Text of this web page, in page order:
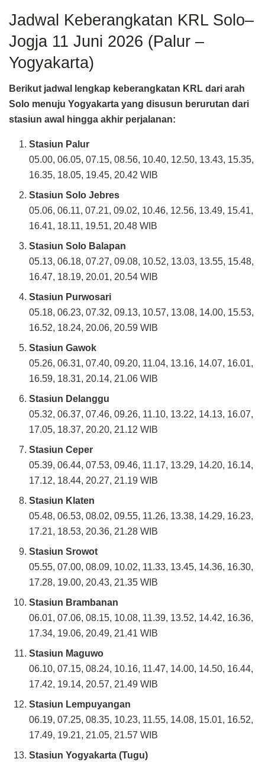
Jadwal Keberangkatan KRL Solo–
Jogja 11 Juni 2026 (Palur –
Yogyakarta)
Berikut jadwal lengkap keberangkatan KRL dari arah
Solo menuju Yogyakarta yang disusun berurutan dari
stasiun awal hingga akhir perjalanan:
Stasiun Palur
05.00, 06.05, 07.15, 08.56, 10.40, 12.50, 13.43, 15.35,
16.35, 18.05, 19.45, 20.42 WIB
Stasiun Solo Jebres
05.06, 06.11, 07.21, 09.02, 10.46, 12.56, 13.49, 15.41,
16.41, 18.11, 19.51, 20.48 WIB
Stasiun Solo Balapan
05.13, 06.18, 07.27, 09.08, 10.52, 13.03, 13.55, 15.48,
16.47, 18.19, 20.01, 20.54 WIB
Stasiun Purwosari
05.18, 06.23, 07.32, 09.13, 10.57, 13.08, 14.00, 15.53,
16.52, 18.24, 20.06, 20.59 WIB
Stasiun Gawok
05.26, 06.31, 07.40, 09.20, 11.04, 13.16, 14.07, 16.01,
16.59, 18.31, 20.14, 21.06 WIB
Stasiun Delanggu
05.32, 06.37, 07.46, 09.26, 11.10, 13.22, 14.13, 16.07,
17.05, 18.37, 20.20, 21.12 WIB
Stasiun Ceper
05.39, 06.44, 07.53, 09.46, 11.17, 13.29, 14.20, 16.14,
17.12, 18.44, 20.27, 21.19 WIB
Stasiun Klaten
05.48, 06.53, 08.02, 09.55, 11.26, 13.38, 14.29, 16.23,
17.21, 18.53, 20.36, 21.28 WIB
Stasiun Srowot
05.55, 07.00, 08.09, 10.02, 11.33, 13.45, 14.36, 16.30,
17.28, 19.00, 20.43, 21.35 WIB
Stasiun Brambanan
06.01, 07.06, 08.15, 10.08, 11.39, 13.52, 14.42, 16.36,
17.34, 19.06, 20.49, 21.41 WIB
Stasiun Maguwo
06.10, 07.15, 08.24, 10.16, 11.47, 14.00, 14.50, 16.44,
17.42, 19.14, 20.57, 21.49 WIB
Stasiun Lempuyangan
06.19, 07.25, 08.35, 10.23, 11.55, 14.08, 15.01, 16.52,
17.49, 19.21, 21.05, 21.57 WIB
Stasiun Yogyakarta (Tugu)